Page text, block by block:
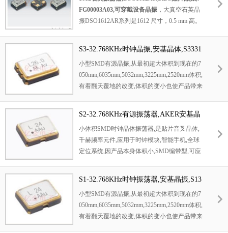
贴片封装小巧，便于集成。广泛应用于消费电
子、智能穿戴、工业控制等需要精准计时的领
FG00003A03,可穿戴设备晶振 ，大真空石英晶
振DSO1612AR系列是1612 尺寸，0.5 mm 高。
AEC-Q200 标准（选项：相当于 AEC-Q10
0），电源电压 ： 1.8V/2.5V/2.8V/3.0V/3.3V，
可用频率范围 ： 0.584375 至 80MHz，通过使
用 AT cut 基波谐振器，可提供高达 80MHz 的
该石英晶体振荡器应用于个人电脑、DSC、D
AX，蓝牙，游戏设备，汽车多媒体设备，可
穿戴设备。
S3-32.768KHz时钟晶振,安基晶体,S3331
0-32.768K-X-15-R晶振
小型SMD有源晶振,从最初超大体积到现在的7
050mm,6035mm,5032mm,3225mm,2520mm体积,
有着翻天覆地的改变,体积的变小也使产品带来
安装和高温回流焊设计,Optionable待机输出三
态输出功能,电源电压范围:1.8V~5V,高稳定性,
低抖动,低功耗,主要应用领域:无线通讯,高端智
能手机,平板笔记本WLAN,蓝牙,数码相机,DSL
M等高端数码领域,符合RoHS/无铅.
S2-32.768KHz有源振荡器,AKER安基晶
体,S23310-32.768K-X-15-R晶振
小体积SMD时钟晶体振荡器,是贴片音叉晶体,
千赫频率元件,应用于时钟模块,智能手机,全球
定位系统,因产品本身体积小,SMD编带型,可应
合ROHS/无铅标准.
S1-32.768KHz时钟振荡器,安基晶振,S13
310-32.768K-X-15-R晶振
小型SMD有源晶振,从最初超大体积到现在的7
050mm,6035mm,5032mm,3225mm,2520mm体积,
有着翻天覆地的改变,体积的变小也使产品带来